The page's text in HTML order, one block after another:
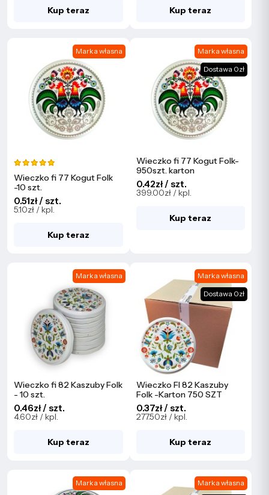
Kup teraz Kup teraz
Marka własna
Wieczko fi 77 Kogut Folk
-10 szt.
0.51zł / szt.
5.10zł / kpl.
Kup teraz
Marka własna
Dostawa 0zł
Wieczko fi 77 Kogut Folk-
950szt. karton
0.42zł / szt.
399.00zł / kpl.
Kup teraz
Marka własna
Wieczko fi 82 Kaszuby Folk
- 10 szt.
0.46zł / szt.
4.60zł / kpl.
Kup teraz
Marka własna
Dostawa 0zł
Wieczko FI 82 Kaszuby
Folk -Karton 750 SZT
0.37zł / szt.
277.50zł / kpl.
Kup teraz
Marka własna
Marka własna